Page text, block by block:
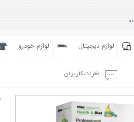
لوازم دیجیتال لوازم خودرو
نظرات کاربران